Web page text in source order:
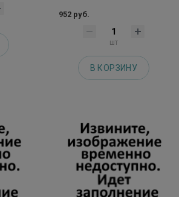
952 руб.
шт
В КОРЗИНУ